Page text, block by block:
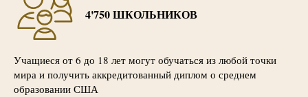
4'750 ШКОЛЬНИКОВ
Учащиеся от 6 до 18 лет могут обучаться из любой точки
мира и получить аккредитованный диплом о среднем
образовании США